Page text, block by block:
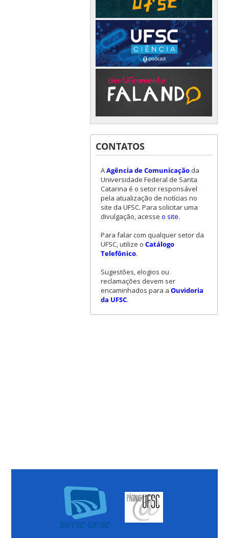
CONTATOS
AAgência de Comunicaçãoda
Universidade Federal de Santa
Catarina é o setor responsável
pela atualização de notícias no
site da UFSC. Para solicitar uma
divulgação, acesse o site.
Para falar com qualquer setor da
UFSC, utilize o Catálogo
Telefônico.
Sugestões, elogios ou
reclamações devem ser
encaminhados para a Ouvidoria
da UFSC.